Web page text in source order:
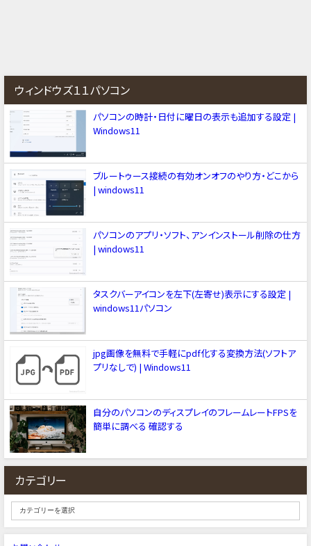
ウィンドウズ１１パソコン
パソコンの時計・日付に曜日の表示も追加する設定 |
Windows11
ブルートゥース接続の有効オンオフのやり方・どこから
| windows11
パソコンのアプリ・ソフト、アンインストール削除の仕方
| windows11
タスクバーアイコンを左下(左寄せ)表示にする設定 |
windows11パソコン
jpg画像を無料で手軽にpdf化する変換方法(ソフトア
プリなしで) | Windows11
自分のパソコンのディスプレイのフレームレートFPSを
簡単に調べる 確認する
カテゴリー